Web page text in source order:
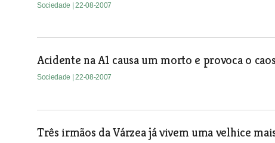
Sociedade | 22-08-2007
Acidente na A1 causa um morto e provoca o
Sociedade | 22-08-2007
Três irmãos da Várzea já vivem uma velhice